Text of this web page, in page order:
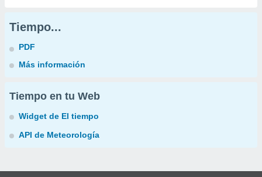
Tiempo...
PDF
Más información
Tiempo en tu Web
Widget de El tiempo
API de Meteorología